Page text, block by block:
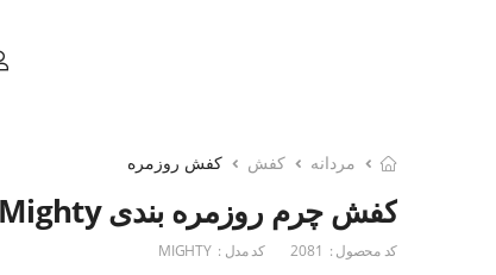
مردانه کفش کفش روزمره
کفش چرم روزمره بندی Mighty
کد محصول : 2081 کد مدل : MIGHTY